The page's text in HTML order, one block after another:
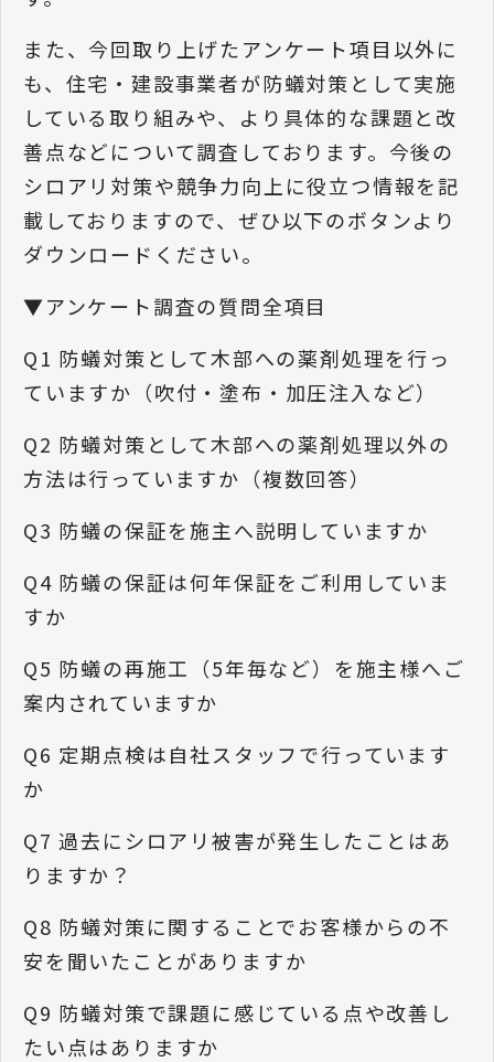
また、今回取り上げたアンケート項目以外に
も、住宅・建設事業者が防蟻対策として実施
している取り組みや、より具体的な課題と改
善点などについて調査しております。今後の
シロアリ対策や競争力向上に役立つ情報を記
載しておりますので、ぜひ以下のボタンより
ダウンロードください。
▼アンケート調査の質問全項目
Q1 防蟻対策として木部への薬剤処理を行っ
ていますか（吹付・塗布・加圧注入など）
Q2 防蟻対策として木部への薬剤処理以外の
方法は行っていますか（複数回答）
Q3 防蟻の保証を施主へ説明していますか
Q4 防蟻の保証は何年保証をご利用していま
すか
Q5 防蟻の再施工（5年毎など）を施主様へご
案内されていますか
Q6 定期点検は自社スタッフで行っています
か
Q7 過去にシロアリ被害が発生したことはあ
りますか？
Q8 防蟻対策に関することでお客様からの不
安を聞いたことがありますか
Q9 防蟻対策で課題に感じている点や改善し
たい点はありますか